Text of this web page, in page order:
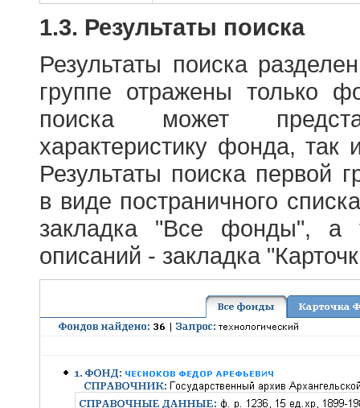
1.3. Результаты поиска
Результаты поиска
группе отражены только
поиска может
характеристику фонда,
Результаты поиска первой
в виде постраничного
закладка "Все фонды", а
описаний - закладка